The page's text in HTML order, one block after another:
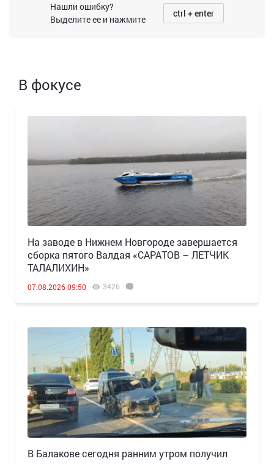
Нашли ошибку?
Выделите ее и нажмите
ctrl + enter
В фокусе
Н️а заводе в Нижнем Новгороде завершается
сборка пятого Валдая «САРАТОВ – ЛЕТЧИК
ТАЛАЛИХИН»
07.08.2026 09:50 3426
В Балакове сегодня ранним утром получил